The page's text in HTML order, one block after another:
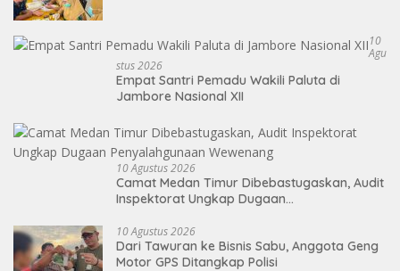
10
Agu
Stus 2026
Empat Santri Pemadu Wakili Paluta di
Jambore Nasional XII
10 Agustus 2026
Camat Medan Timur Dibebastugaskan, Audit
Inspektorat Ungkap Dugaan
10 Agustus 2026
Dari Tawuran ke Bisnis Sabu, Anggota Geng
Motor GPS Ditangkap Polisi